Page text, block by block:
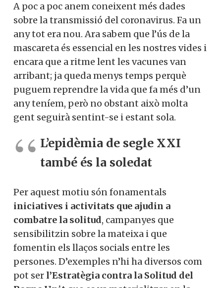
A poc a poc anem coneixent més dades
sobre la transmissió del coronavirus. Fa un
any tot era nou. Ara sabem que l’ús de la
mascareta és essencial en les nostres vides i
encara que a ritme lent les vacunes van
arribant; ja queda menys temps perquè
puguem reprendre la vida que fa més d’un
any teníem, però no obstant això molta
gent seguirà sentint-se i estant sola.
L’epidèmia de segle XXI
també és la soledat
Per aquest motiu són fonamentals
iniciatives i activitats que ajudin a
combatre la solitud, campanyes que
sensibilitzin sobre la mateixa i que
fomentin els llaços socials entre les
persones. D’exemples n’hi ha diversos com
pot ser l’Estratègia contra la Solitud del